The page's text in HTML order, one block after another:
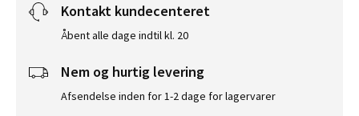
Kontakt kundecenteret
Åbent alle dage indtil kl. 20
Nem og hurtig levering
Afsendelse inden for 1-2 dage for lagervarer